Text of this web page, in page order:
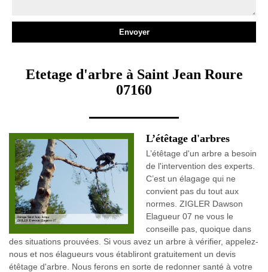
Etetage d'arbre à Saint Jean Roure
07160
L’étêtage d'arbres
L’étêtage d'un arbre a besoin
de l'intervention des experts.
C’est un élagage qui ne
convient pas du tout aux
normes. ZIGLER Dawson
Elagueur 07 ne vous le
conseille pas, quoique dans
des situations prouvées. Si vous avez un arbre à vérifier, appelez-
nous et nos élagueurs vous établiront gratuitement un devis
étêtage d'arbre. Nous ferons en sorte de redonner santé à votre